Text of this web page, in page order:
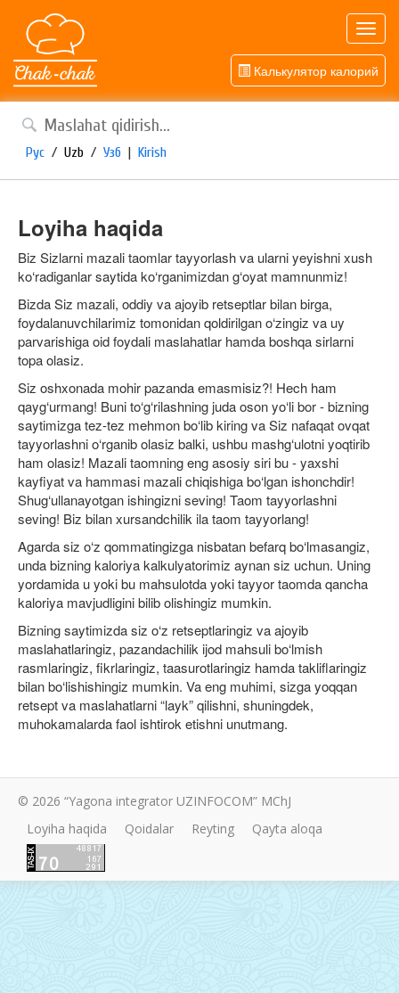
Калькулятор калорий
Рус / Uzb / Узб | Kirish
Loyiha haqida
Biz Sizlarni mazali taomlar tayyorlash va ularni yeyishni xush
ko‘radiganlar saytida ko‘rganimizdan g‘oyat mamnunmiz!
Bizda Siz mazali, oddiy va ajoyib retseptlar bilan birga,
foydalanuvchilarimiz tomonidan qoldirilgan o‘zingiz va uy
parvarishiga oid foydali maslahatlar hamda boshqa sirlarni
topa olasiz.
Siz oshxonada mohir pazanda emasmisiz?! Hech ham
qayg‘urmang! Buni to‘g‘rilashning juda oson yo‘li bor - bizning
saytimizga tez-tez mehmon bo‘lib kiring va Siz nafaqat ovqat
tayyorlashni o‘rganib olasiz balki, ushbu mashg‘ulotni yoqtirib
ham olasiz! Mazali taomning eng asosiy siri bu - yaxshi
kayfiyat va hammasi mazali chiqishiga bo‘lgan ishonchdir!
Shug‘ullanayotgan ishingizni seving! Taom tayyorlashni
seving! Biz bilan xursandchilik ila taom tayyorlang!
Agarda siz o‘z qommatingizga nisbatan befarq bo‘lmasangiz,
unda bizning kaloriya kalkulyatorimiz aynan siz uchun. Uning
yordamida u yoki bu mahsulotda yoki tayyor taomda qancha
kaloriya mavjudligini bilib olishingiz mumkin.
Bizning saytimizda siz o‘z retseptlaringiz va ajoyib
maslahatlaringiz, pazandachilik ijod mahsuli bo‘lmish
rasmlaringiz, fikrlaringiz, taasurotlaringiz hamda takliflaringiz
bilan bo‘lishishingiz mumkin. Va eng muhimi, sizga yoqqan
retsept va maslahatlarni “layk” qilishni, shuningdek,
muhokamalarda faol ishtirok etishni unutmang.
© 2026 “Yagona integrator UZINFOCOM” MChJ
Loyiha haqida
Qoidalar Reyting Qayta aloqa